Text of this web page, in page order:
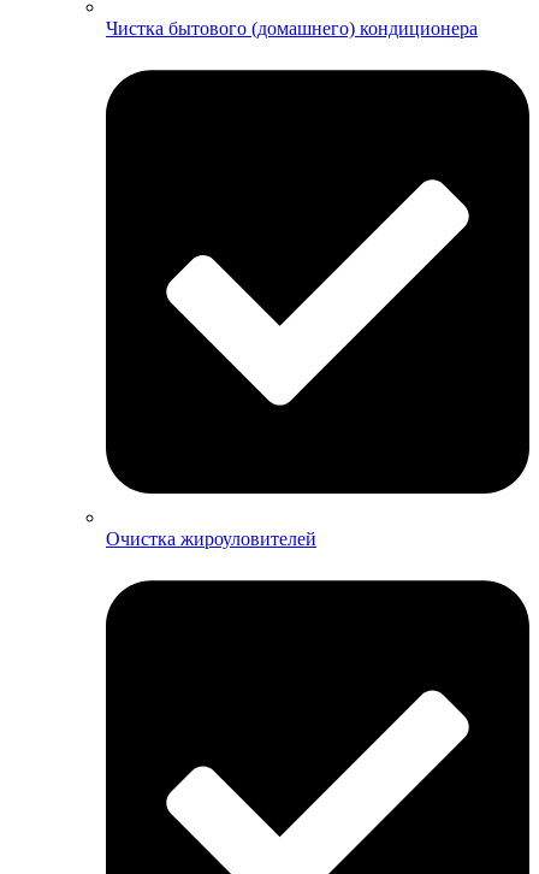
Чистка бытового (домашнего) кондиционера
Очистка жироуловителей